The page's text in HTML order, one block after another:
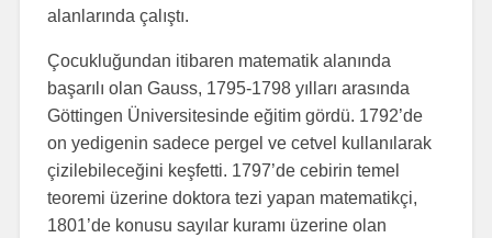
alanlarında çalıştı.
Çocukluğundan itibaren matematik alanında
başarılı olan Gauss, 1795-1798 yılları arasında
Göttingen Üniversitesinde eğitim gördü. 1792’de
on yedigenin sadece pergel ve cetvel kullanılarak
çizilebileceğini keşfetti. 1797’de cebirin temel
teoremi üzerine doktora tezi yapan matematikçi,
1801’de konusu sayılar kuramı üzerine olan